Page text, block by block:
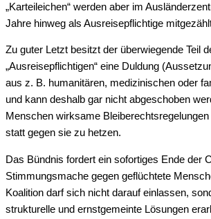
„Karteileichen“ werden aber im
Jahre hinweg als Ausreisepflichtige
Zu guter Letzt besitzt der überwiegende Teil
„Ausreisepflichtigen“ eine Duldung
aus z. B. humanitären, medizinischen oder
und kann deshalb gar nicht abgeschoben
Menschen wirksame
statt gegen sie zu hetzen.
Das Bündnis fordert ein sofortiges Ende der
Stimmungsmache gegen geflüchtete
Koalition darf sich nicht darauf einlassen,
strukturelle und ernstgemeinte Lösungen